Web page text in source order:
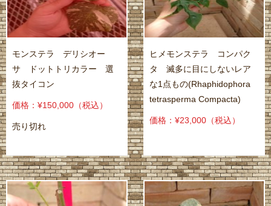
モンステラ デリシオー
サ ドットトリカラー 選
抜タイコン
価格：¥150,000 （税込）
売り切れ
ヒメモンステラ コンパク
タ 滅多に目にしないレア
な1点もの(Rhaphidophora
tetrasperma Compacta)
価格：¥23,000 （税込）